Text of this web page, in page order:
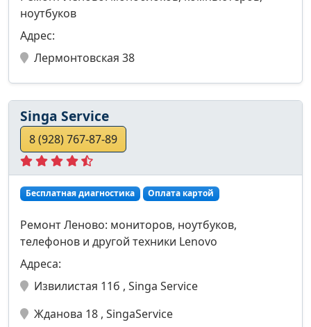
ноутбуков
Адрес:
Лермонтовская 38
Singa Service
8 (928) 767-87-89
Бесплатная диагностика Оплата картой
Ремонт Леново: мониторов, ноутбуков,
телефонов и другой техники Lenovo
Адреса:
Извилистая 11б , Singa Service
Жданова 18 , SingaService